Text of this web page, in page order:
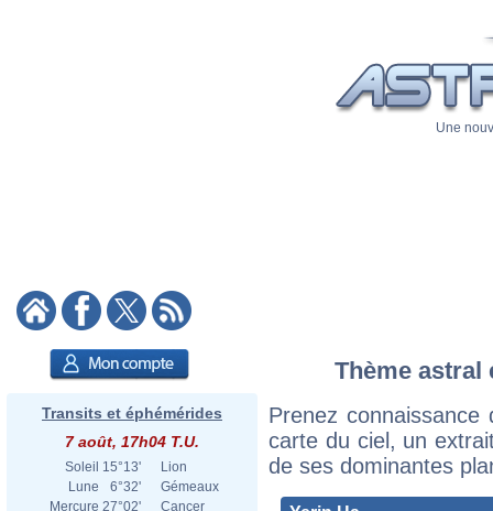
Une
Transits et éphémérides
7 août, 17h04 T.U.
Soleil 15°13'
Lion
Lune
6°32'
Gémeaux
Mercure 27°02'
Cancer
Thème astral
Prenez
carte du ciel, un
de ses dominantes